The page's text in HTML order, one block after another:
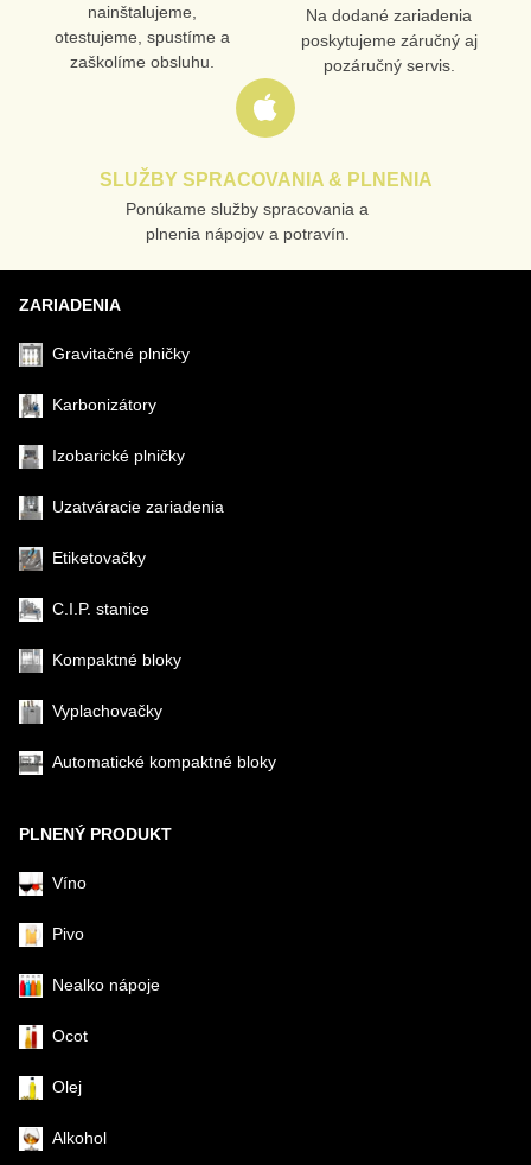
VAŠA OTÁZKA K PRODUKTU
nainštalujeme,
otestujeme, spustíme a
zaškolíme obsluhu.
Na dodané zariadenia
poskytujeme záručný aj
pozáručný servis.
SLUŽBY SPRACOVANIA & PLNENIA
Ponúkame služby spracovania a
plnenia nápojov a potravín.
ZARIADENIA
Gravitačné plničky
Karbonizátory
Izobarické plničky
Uzatváracie zariadenia
Etiketovačky
C.I.P. stanice
Kompaktné bloky
Vyplachovačky
Automatické kompaktné bloky
PLNENÝ PRODUKT
Víno
Pivo
Nealko nápoje
Ocot
Olej
Alkohol